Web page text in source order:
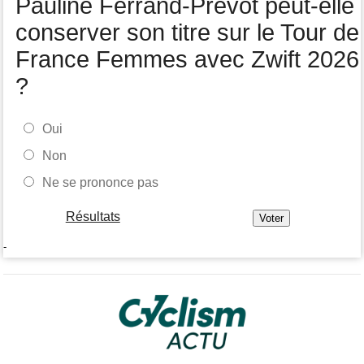
05/08
Tour de France Femmes
Demi Vollering la 5e étape ! Ferrand-Prévot perd tout
Pauline Ferrand-Prévot peut-elle
conserver son titre sur le Tour de
France Femmes avec Zwift 2026
?
Oui
Non
Ne se prononce pas
Résultats
-